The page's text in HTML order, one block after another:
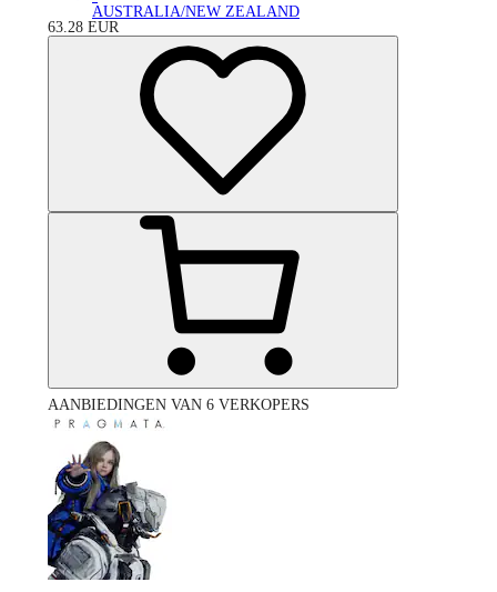
AUSTRALIA/NEW ZEALAND
63.28 EUR
AANBIEDINGEN VAN 6 VERKOPERS